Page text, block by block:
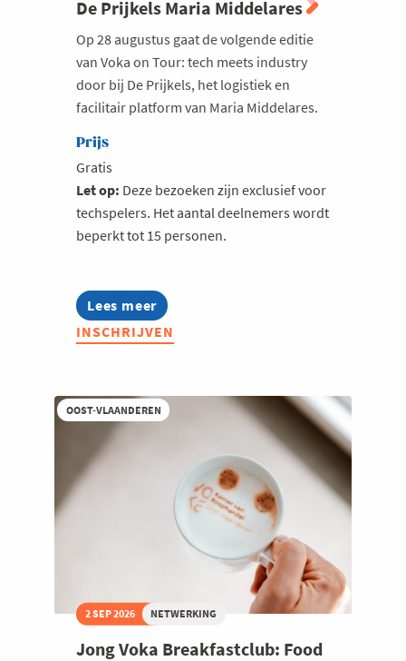
De Prijkels Maria Middelares
Op 28 augustus gaat de volgende editie
van Voka on Tour: tech meets industry
door bij De Prijkels, het logistiek en
facilitair platform van Maria Middelares.
Prijs
Gratis
Let op: Deze bezoeken zijn exclusief voor
techspelers. Het aantal deelnemers wordt
beperkt tot 15 personen.
Lees meer
about
Voka
On
augustus
'26
De
Prijkels
INSCHRIJVEN
OOST-VLAANDEREN
2 SEP 2026 NETWERKING
Jong Voka Breakfastclub: Food